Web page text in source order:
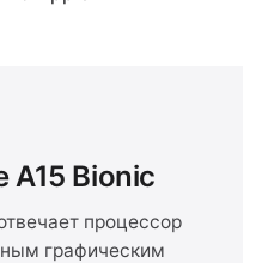
Bionic
процессор
графическим